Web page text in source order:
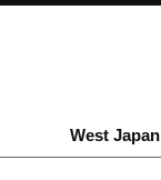
West Japan